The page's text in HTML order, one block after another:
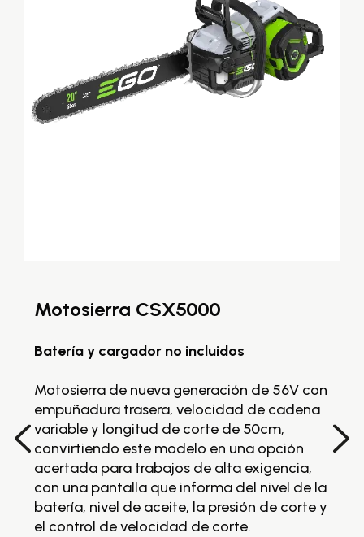
Motosierra CSX5000
Batería y cargador no incluidos
Motosierra de nueva generación de 56V con
empuñadura trasera, velocidad de cadena
variable y longitud de corte de 50cm,
convirtiendo este modelo en una opción
acertada para trabajos de alta exigencia,
con una pantalla que informa del nivel de la
batería, nivel de aceite, la presión de corte y
el control de velocidad de corte.